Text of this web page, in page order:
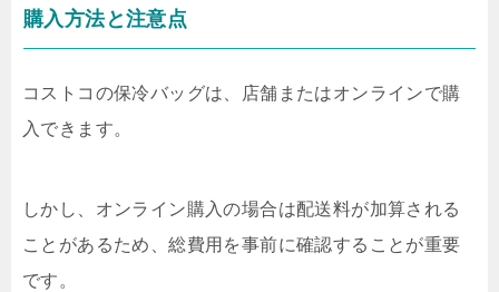
購入方法と注意点
コストコの保冷バッグは、店舗またはオンラインで購
入できます。
しかし、オンライン購入の場合は配送料が加算される
ことがあるため、総費用を事前に確認することが重要
です。